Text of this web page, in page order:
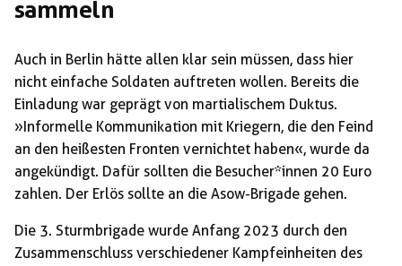
sammeln
Auch in Berlin hätte allen klar sein müssen, dass hier
nicht einfache Soldaten auftreten wollen. Bereits die
Einladung war geprägt von martialischem Duktus.
»Informelle Kommunikation mit Kriegern, die den Feind
an den heißesten Fronten vernichtet haben«, wurde da
angekündigt. Dafür sollten die Besucher*innen 20 Euro
zahlen. Der Erlös sollte an die Asow-Brigade gehen.
Die 3. Sturmbrigade wurde Anfang 2023 durch den
Zusammenschluss verschiedener Kampfeinheiten des